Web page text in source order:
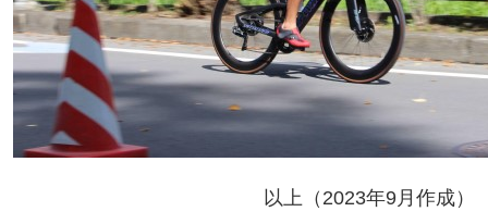
以上（2023年9月作成）